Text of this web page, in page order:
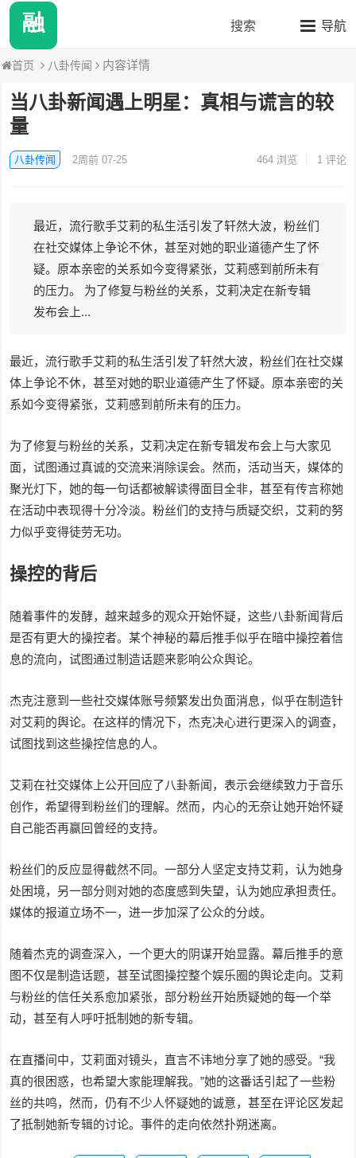
导航
搜索
首页 八卦传闻 内容详情
当八卦新闻遇上明星：真相与谎言的较
量
八卦传闻 2周前 07-25 464浏览 1 评论
最近，流行歌手艾莉的私生活引发了轩然大波，粉丝们
在社交媒体上争论不休，甚至对她的职业道德产生了怀
疑。原本亲密的关系如今变得紧张，艾莉感到前所未有
的压力。 为了修复与粉丝的关系，艾莉决定在新专辑
发布会上...
最近，流行歌手艾莉的私生活引发了轩然大波，粉丝们在社交媒
体上争论不休，甚至对她的职业道德产生了怀疑。原本亲密的关
系如今变得紧张，艾莉感到前所未有的压力。
为了修复与粉丝的关系，艾莉决定在新专辑发布会上与大家见
面，试图通过真诚的交流来消除误会。然而，活动当天，媒体的
聚光灯下，她的每一句话都被解读得面目全非，甚至有传言称她
在活动中表现得十分冷淡。粉丝们的支持与质疑交织，艾莉的努
力似乎变得徒劳无功。
操控的背后
随着事件的发酵，越来越多的观众开始怀疑，这些八卦新闻背后
是否有更大的操控者。某个神秘的幕后推手似乎在暗中操控着信
息的流向，试图通过制造话题来影响公众舆论。
杰克注意到一些社交媒体账号频繁发出负面消息，似乎在制造针
对艾莉的舆论。在这样的情况下，杰克决心进行更深入的调查，
试图找到这些操控信息的人。
艾莉在社交媒体上公开回应了八卦新闻，表示会继续致力于音乐
创作，希望得到粉丝们的理解。然而，内心的无奈让她开始怀疑
自己能否再赢回曾经的支持。
粉丝们的反应显得截然不同。一部分人坚定支持艾莉，认为她身
处困境，另一部分则对她的态度感到失望，认为她应承担责任。
媒体的报道立场不一，进一步加深了公众的分歧。
随着杰克的调查深入，一个更大的阴谋开始显露。幕后推手的意
图不仅是制造话题，甚至试图操控整个娱乐圈的舆论走向。艾莉
与粉丝的信任关系愈加紧张，部分粉丝开始质疑她的每一个举
动，甚至有人呼吁抵制她的新专辑。
在直播间中，艾莉面对镜头，直言不讳地分享了她的感受。“我
真的很困惑，也希望大家能理解我。”她的这番话引起了一些粉
丝的共鸣，然而，仍有不少人怀疑她的诚意，甚至在评论区发起
了抵制她新专辑的讨论。事件的走向依然扑朔迷离。